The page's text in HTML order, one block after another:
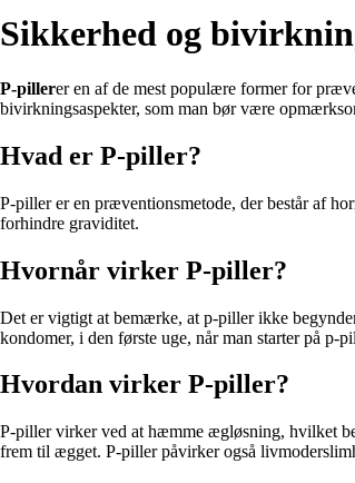
Sikkerhed og
P-pillerer en af de mest populære former for
bivirkningsaspekter, som man bør være
Hvad er P-piller?
P-piller er en præventionsmetode, der består af
forhindre graviditet.
Hvornår virker P-piller?
Det er vigtigt at bemærke, at p-piller ikke
kondomer, i den første uge, når man starter på p-
Hvordan virker P-piller?
P-piller virker ved at hæmme ægløsning, hvilket
frem til ægget. P-piller påvirker også